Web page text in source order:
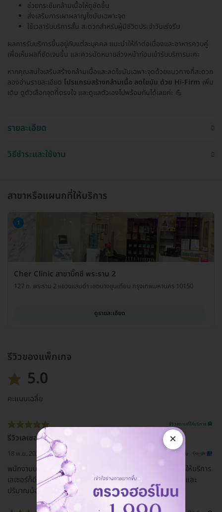
ช่วยกระชับกล้ามเนื้อให้ดูชัดขึ้น
ส่งเสริมการเผาผลาญไขมันเฉพาะจุด
ใช้เวลารับบริการสั้น สะดวกสำหรับผู้มีชีวิตประจำวันเร่งรีบ
ผลการรับบริการขึ้นอยู่กับแต่ละบุคคล แนะนำให้ทำต่อเนื่องและอาหารควบคู่
เพื่อเห็นผลที่ชัดเจนขึ้น และควรนัดหมายล่วงหน้าก่อนเข้ารับบริการนะคะ
หากคุณสนใจเสริมสร้างกล้ามเนื้อและลดไขมันเฉพาะจุดด้วยแนวทางที่สะดวก
ลองอ่านรายละเอียด โปรแกรมสร้างกล้ามเนื้อ ลดไขมัน ด้วย Hi-Firm เพิ่ม
เติม ดูตัวเลือกจุดที่ตรงใจ และดูแลตัวเองไปพร้อมกันได้เลยค่ะ 💪
รายละเอียด
วิธีชำระและใช้งาน
สาขาหรือแผนกที่ให้บริการ
1
Cher Clinic สาขาบิ๊กซี พระราม 2
127 ถ. พระราม 2 แขวงแสมดํา เขตบางขุนเทียน กรุงเทพมหานคร 10150
ดูรายละเอียด
รีวิวของแพ็กเกจ
5.0
คะแนนเฉลี่ย
รีวิวสถานที่ให้บริการ 🏥
รีวิวเลเซอร์cher clinic สาขาเกตเวย์บางซื่อ
18 พ.ย. 2023 ดูรีวิวต้นฉบับ
พนักงานบริการดี ใส่ใจ โทรมาติดตามนัดหมายทุกเดือน และการให้บริการ
เลเซอร์ก็ดี ไม่เจ็บ ผลลัพธ์หลังทำ เมื่อทำติดต่อกัน ขนขึ้นช้าลง และ
ปริมาณน้อยลงขึ้นเยอะค่ะ
×